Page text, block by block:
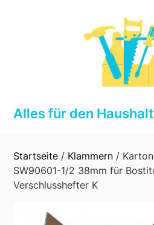
Alles für den Haushalt
Startseite / Klammern /
SW90601-1/2 38mm für
Verschlusshefter K